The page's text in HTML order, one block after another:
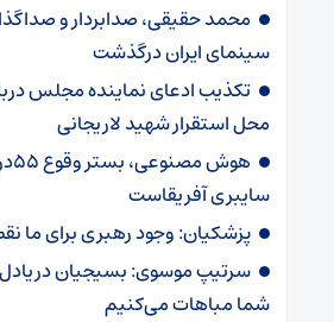
محمد حقیقی، صدابردار و
سینمای ایران درگذشت
تکذیب ادعای نماینده مجلس
محل استقرار شهید لاریجانی
سایبری آفریقاست
پزشکیان: وجود رهبری برای ما
سرتیپ موسوی: بسیجیان
شما مباهات می‌کنیم